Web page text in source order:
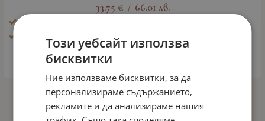
33.75 € / 66.01 лв.
Този уебсайт използва
бисквитки
Ние използваме бисквитки, за да
персонализираме съдържанието,
рекламите и да анализираме нашия